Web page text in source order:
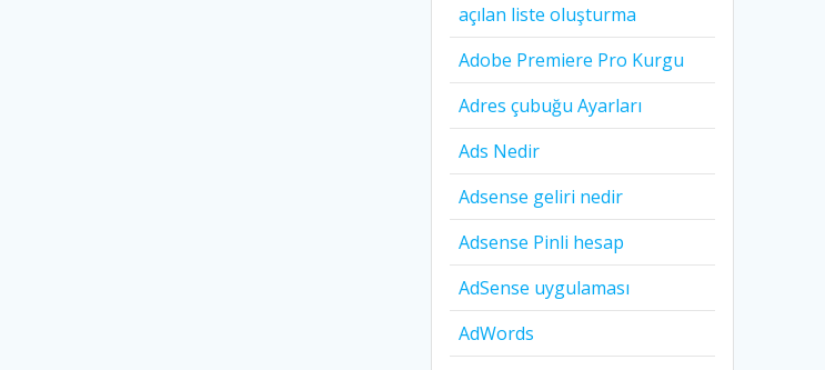
açılan liste oluşturma
Adobe Premiere Pro Kurgu
Adres çubuğu Ayarları
Ads Nedir
Adsense geliri nedir
Adsense Pinli hesap
AdSense uygulaması
AdWords